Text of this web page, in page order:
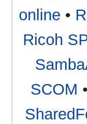
online •
Ricoh
SCOM •